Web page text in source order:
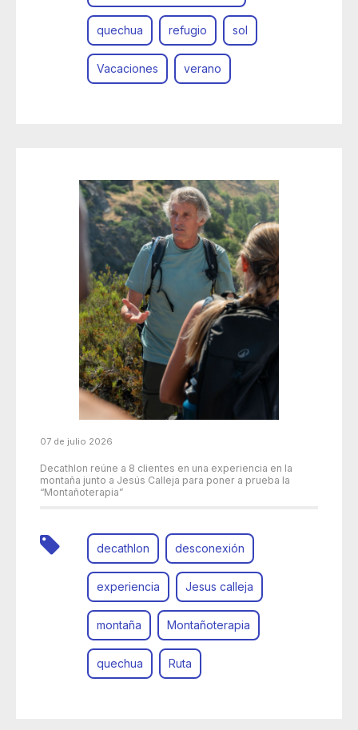
quechua refugio sol
Vacaciones verano
07 de julio 2026
Decathlon reúne a 8 clientes en una experiencia en la
montaña junto a Jesús Calleja para poner a prueba la
“Montañoterapia”
decathlon desconexión
experiencia Jesus calleja
montaña Montañoterapia
quechua Ruta